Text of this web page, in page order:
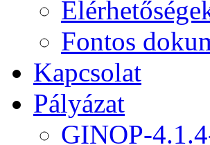
Fontos
Kapcsolat
Pályázat
GINOP-